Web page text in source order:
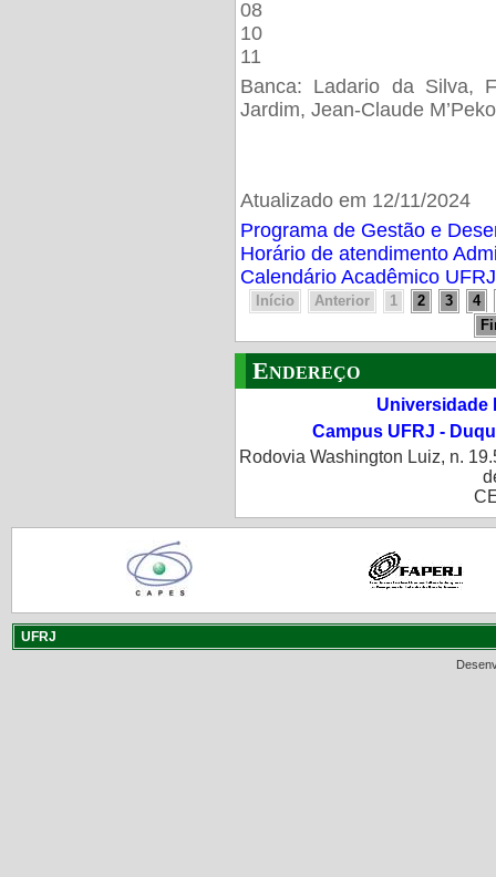
08
10
11
Banca: Ladario da Silva,
Jardim, Jean-Claude M’Peko
Atualizado em 12/11/2024
Programa de Gestão e
Horário de atendimento
Calendário Acadêmico
Início Anterior 1 2 3
4
Endereço
Universidade
Campus UFRJ -
Rodovia Washington Luiz, n.
UFRJ